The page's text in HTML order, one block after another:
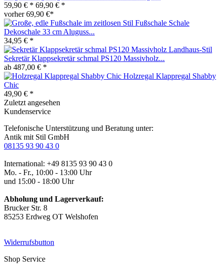
59,90 € * 69,90 € *
vorher 69,90 €*
Fußschale Schale
Dekoschale 33 cm Aluguss...
34,95 € *
Sekretär Klappsekretär schmal PS120 Massivholz...
ab 487,00 € *
Holzregal Klappregal Shabby
Chic
49,90 € *
Zuletzt angesehen
Kundenservice
Telefonische Unterstützung und Beratung unter:
Antik mit Stil GmbH
08135 93 90 43 0
International: +49 8135 93 90 43 0
Mo. - Fr., 10:00 - 13:00 Uhr
und 15:00 - 18:00 Uhr
Abholung und Lagerverkauf:
Brucker Str. 8
85253 Erdweg OT Welshofen
Widerrufsbutton
Shop Service